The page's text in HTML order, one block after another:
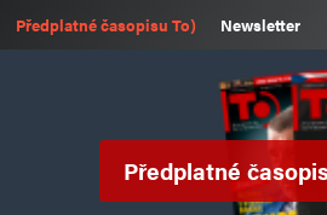
Předplatné časopisu To) Newsletter
Předplatné